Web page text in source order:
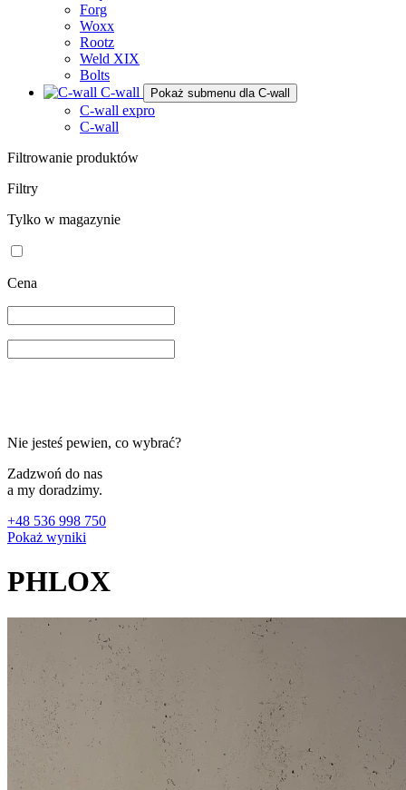
Forg
Woxx
Rootz
Weld XIX
Bolts
C-wall
Pokaż submenu dla C-wall
C-wall expro
C-wall
Filtrowanie produktów
Filtry
Tylko w magazynie
Cena
Nie jesteś pewien, co wybrać?
Zadzwoń do nas
a my doradzimy.
+48 536 998 750
Pokaż wyniki
PHLOX